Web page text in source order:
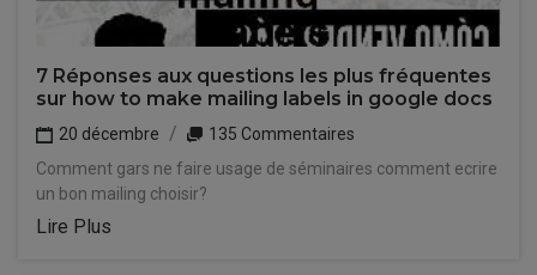
7 Réponses aux questions les plus fréquentes
sur how to make mailing labels in google docs
20 décembre
135 Commentaires
Comment gars ne faire usage de séminaires comment ecrire
un bon mailing choisir?
Lire Plus